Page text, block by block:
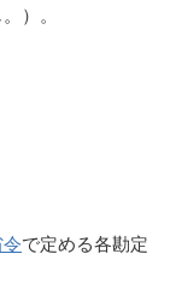
）。
で定める各勘定